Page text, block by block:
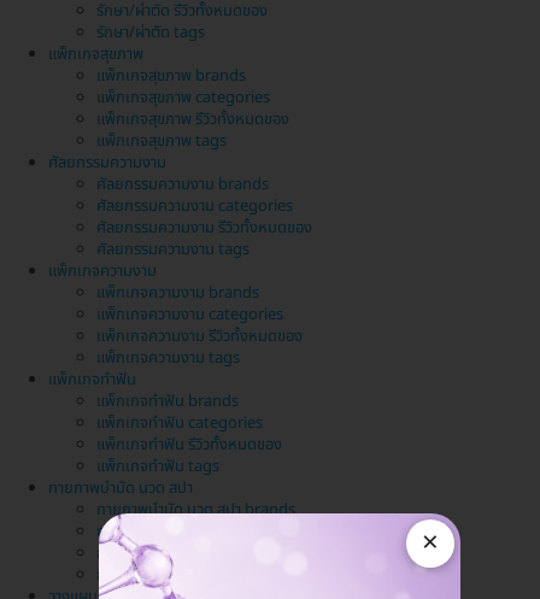
รักษา/ผ่าตัด รีวิวทั้งหมดของ
รักษา/ผ่าตัด tags
แพ็กเกจสุขภาพ
แพ็กเกจสุขภาพ brands
แพ็กเกจสุขภาพ categories
แพ็กเกจสุขภาพ รีวิวทั้งหมดของ
แพ็กเกจสุขภาพ tags
ศัลยกรรมความงาม
ศัลยกรรมความงาม brands
ศัลยกรรมความงาม categories
ศัลยกรรมความงาม รีวิวทั้งหมดของ
ศัลยกรรมความงาม tags
แพ็กเกจความงาม
แพ็กเกจความงาม brands
แพ็กเกจความงาม categories
แพ็กเกจความงาม รีวิวทั้งหมดของ
แพ็กเกจความงาม tags
แพ็กเกจทำฟัน
แพ็กเกจทำฟัน brands
แพ็กเกจทำฟัน categories
แพ็กเกจทำฟัน รีวิวทั้งหมดของ
แพ็กเกจทำฟัน tags
กายภาพบำบัด นวด สปา
กายภาพบำบัด นวด สปา brands
กายภาพบำบัด นวด สปา categories
กายภาพบำบัด นวด สปา รีวิวทั้งหมดของ
กายภาพบำบัด นวด สปา tags
×